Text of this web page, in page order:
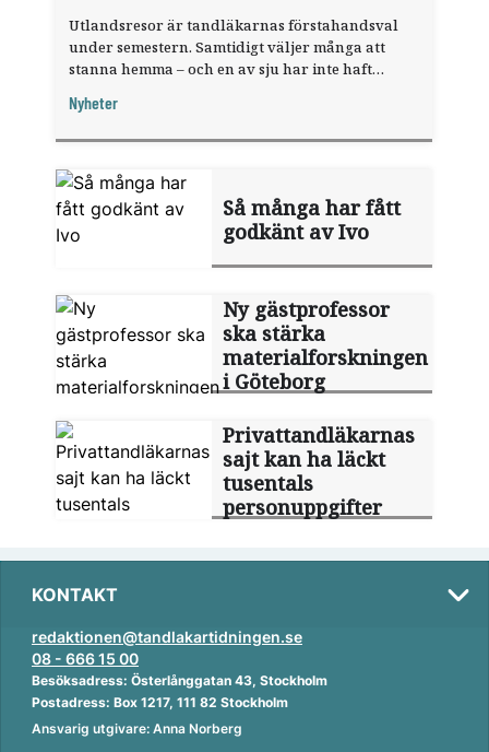
Utlandsresor är tandläkarnas förstahandsval
under semestern. Samtidigt väljer många att
stanna hemma – och en av sju har inte haft
fråga".
Nyheter
Så många har fått
godkänt av Ivo
Ny gästprofessor
ska stärka
materialforskningen
i Göteborg
Privattandläkarnas
sajt kan ha läckt
tusentals
personuppgifter
KONTAKT
redaktionen@tandlakartidningen.se
08 - 666 15 00
Besöksadress: Österlånggatan 43, Stockholm
Postadress: Box 1217, 111 82 Stockholm
Ansvarig utgivare: Anna Norberg